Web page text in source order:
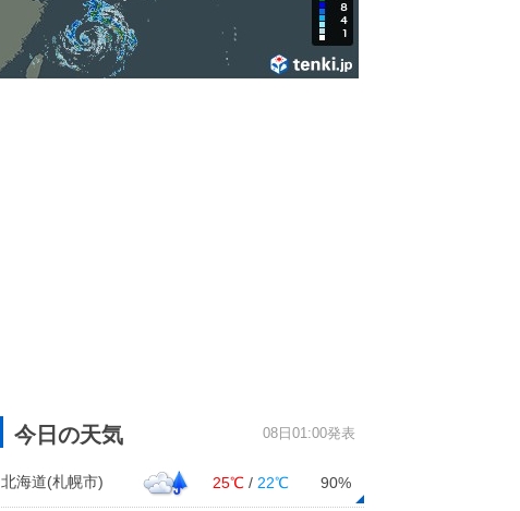
今日の天気 08日01:00発表
北海道(札幌市) 25℃ / 22℃ 90%